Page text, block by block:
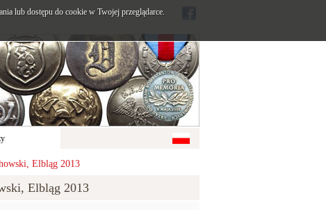
Elbląg 2013
Elbląg 2013
lub dostępu do cookie w Twojej przeglądarce.